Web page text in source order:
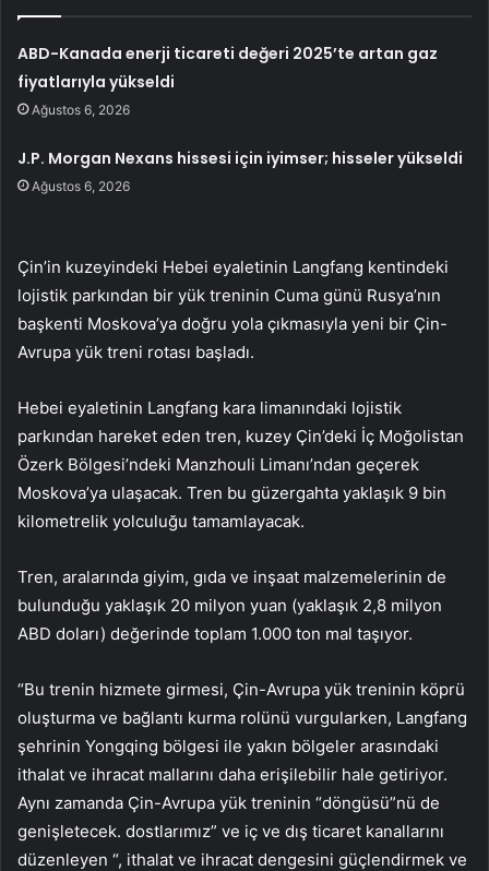
ABD-Kanada enerji ticareti değeri 2025’te artan gaz
fiyatlarıyla yükseldi
Ağustos 6, 2026
J.P. Morgan Nexans hissesi için iyimser; hisseler yükseldi
Ağustos 6, 2026
Çin’in kuzeyindeki Hebei eyaletinin Langfang kentindeki
lojistik parkından bir yük treninin Cuma günü Rusya’nın
başkenti Moskova’ya doğru yola çıkmasıyla yeni bir Çin-
Avrupa yük treni rotası başladı.
Hebei eyaletinin Langfang kara limanındaki lojistik
parkından hareket eden tren, kuzey Çin’deki İç Moğolistan
Özerk Bölgesi’ndeki Manzhouli Limanı’ndan geçerek
Moskova’ya ulaşacak. Tren bu güzergahta yaklaşık 9 bin
kilometrelik yolculuğu tamamlayacak.
Tren, aralarında giyim, gıda ve inşaat malzemelerinin de
bulunduğu yaklaşık 20 milyon yuan (yaklaşık 2,8 milyon
ABD doları) değerinde toplam 1.000 ton mal taşıyor.
“Bu trenin hizmete girmesi, Çin-Avrupa yük treninin köprü
oluşturma ve bağlantı kurma rolünü vurgularken, Langfang
şehrinin Yongqing bölgesi ile yakın bölgeler arasındaki
ithalat ve ihracat mallarını daha erişilebilir hale getiriyor.
Aynı zamanda Çin-Avrupa yük treninin “döngüsü”nü de
genişletecek. dostlarımız” ve iç ve dış ticaret kanallarını
düzenleyen “, ithalat ve ihracat dengesini güçlendirmek ve